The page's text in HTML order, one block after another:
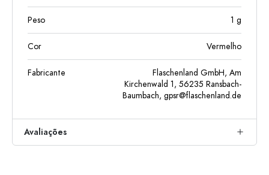
Peso 1 g
Cor Vermelho
Fabricante
Flaschenland GmbH, Am
Kirchenwald 1, 56235 Ransbach-
Baumbach, gpsr@flaschenland.de
Avaliações